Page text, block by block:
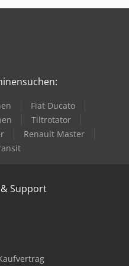
Fiat Ducato
Tiltrotator
Renault Master
Support